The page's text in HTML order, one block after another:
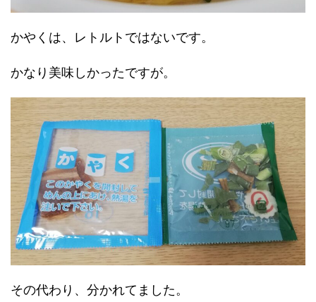
かやくは、レトルトではないです。
かなり美味しかったですが。
その代わり、分かれてました。